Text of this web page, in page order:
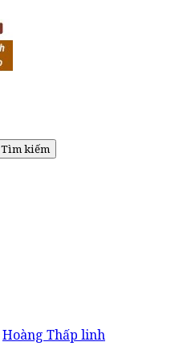
Tìm kiếm
Hoàng Thấp linh